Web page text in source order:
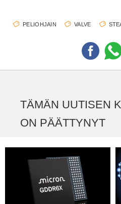
PELIOHJAIN VALVE
TÄMÄN UUTISEN
ON PÄÄTTYNYT